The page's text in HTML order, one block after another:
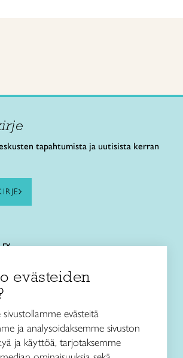
tapahtumista ja uutisista kerran
ry
evästeiden
evästeitä
ja analysoidaksemme sivuston
ja käyttöä, tarjotaksemme